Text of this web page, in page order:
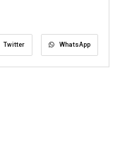
Twitter WhatsApp